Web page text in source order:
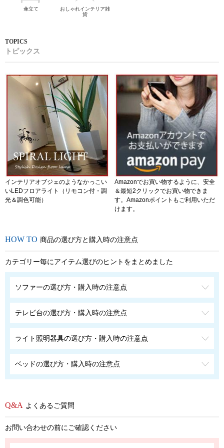
傘立て
おしゃれインテリア雑
貨
トピックス
インテリアオブジェのようなかっこい
いLEDフロアライト（リモコン付・調
光＆調色可能）
Amazonでお買い物するように、安全
＆最短2クリックでお買い物できま
す。Amazonポイントもご利用いただ
けます。
商品の選び方と購入時の注意点
カテゴリー毎にアイテム選びのヒントをまとめました
ソファーの選び方・購入時の注意点
テレビ台の選び方・購入時の注意点
ライト照明器具の選び方・購入時の注意点
ベッドの選び方・購入時の注意点
よくあるご質問
お問い合わせの前にご確認ください